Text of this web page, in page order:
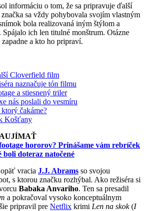
informáciu o tom, že sa pripravuje ďalší
sa vždy pohybovala svojím vlastným
bola realizovaná iným štýlom a
ich len titulné monštrum. Otázne
a kto ho pripraví.
Cloverfield film
naznačuje tón filmu
a stiesnený triler
nás poslali do vesmíru
čakáme?
Košťany
hororov? Prinášame vám rebríček
doteraz natočené
vracia J.J. Abrams so svojou
s ktorou značku rozhýbal. Ako režiséra si
Babaka Anvariho. Ten sa presadil
a pokračoval vysoko konceptuálnym
pripravil pre Netflix krimi Len na skok(I